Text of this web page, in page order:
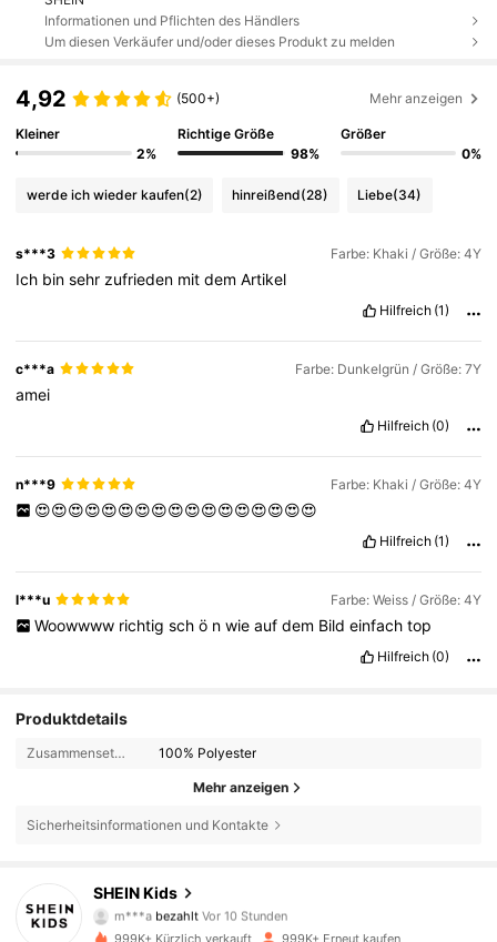
Informationen und Pflichten des Händlers
Um diesen Verkäufer und/oder dieses Produkt zu melden
4,92 (500+) Mehr anzeigen
Kleiner
2%
Richtige Größe
98%
Größer
0%
werde ich wieder kaufen(2) hinreißend(28) Liebe(34)
s***3 Farbe: Khaki / Größe: 4Y
Ich binsehr zufrieden mitdemArtikel
Hilfreich (1)
c***a Farbe: Dunkelgrün / Größe: 7Y
amei
Hilfreich (0)
n***9 Farbe: Khaki / Größe: 4Y
😍😍😍😍😍😍😍😍😍😍😍😍😍😍😍😍😍
Hilfreich (1)
l***u Farbe: Weiss / Größe: 4Y
Woowwww richtig sch ö n wie auf dem Bild einfach top
Hilfreich (0)
Produktdetails
Zusammensetzung: 100% Polyester
Mehr anzeigen
Sicherheitsinformationen und Kontakte
SHEIN Kids
m***abezahlt
y***vistVor 5 Stundengefolgt